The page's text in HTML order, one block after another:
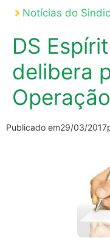
Notícias do
DS
delibera
Publicado em29/03/2017